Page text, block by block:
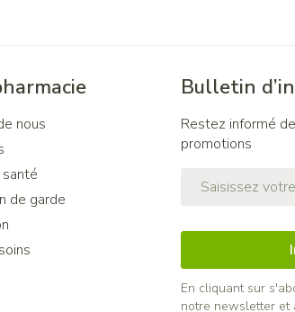
nous
de garde
Bulletin
Restez informé
promotions
En cliquant sur
notre newsletter et